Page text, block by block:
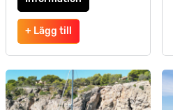
+ Lägg till